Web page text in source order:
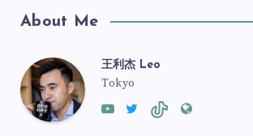
About Me
王利杰 Leo
Tokyo